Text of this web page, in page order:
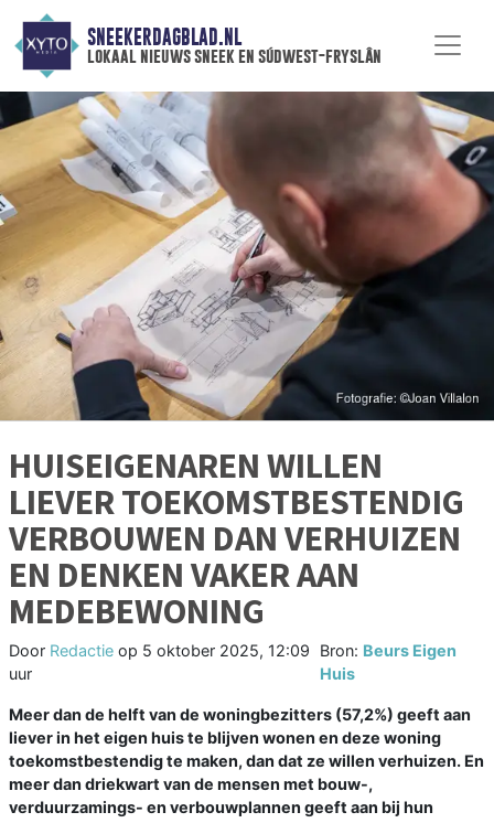
SNEEKERDAGBLAD.NL
lokaal nieuws sneek en súdwest-fryslân
HUISEIGENAREN WILLEN
LIEVER TOEKOMSTBESTENDIG
VERBOUWEN DAN VERHUIZEN
EN DENKEN VAKER AAN
MEDEBEWONING
Door Redactie op 5 oktober 2025, 12:09
uur
Bron: Beurs Eigen
Huis
Meer dan de helft van de woningbezitters (57,2%) geeft aan
liever in het eigen huis te blijven wonen en deze woning
toekomstbestendig te maken, dan dat ze willen verhuizen. En
meer dan driekwart van de mensen met bouw-,
verduurzamings- en verbouwplannen geeft aan bij hun